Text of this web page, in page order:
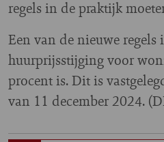
regels in de praktijk
Een van de nieuwe
huurprijsstijging voor
procent is. Dit is
van 11 december 2024.